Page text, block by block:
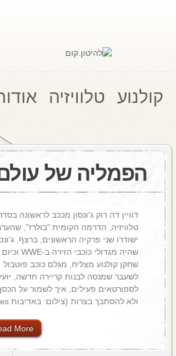
קולנוע טלוויזיה
הפמליה של
דוויין דה רוק ג'ונסון מככב לראשונה
טלוויזיה, הדרמה הקומית "בולרז",
ישודרו שני פרקיה הראשונים, ברצף.
שהיה מגדולי כוכבי הזירה ב-WWE וכיום
שחקן קולנוע מצליח, מגלם כוכב פוטבול
לשעבר שמנסה לבנות קריירה חדשה,
לספורטאים פעילים, איך לשמור על
ולא להסתבך בצרות (צילום: באדיבות yes ).
More